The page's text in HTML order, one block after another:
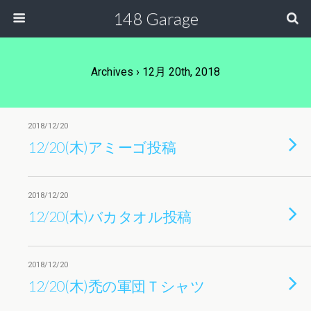
148 Garage
Archives › 12月 20th, 2018
2018/12/20
12/20(木)アミーゴ投稿
2018/12/20
12/20(木)バカタオル投稿
2018/12/20
12/20(木)禿の軍団Ｔシャツ